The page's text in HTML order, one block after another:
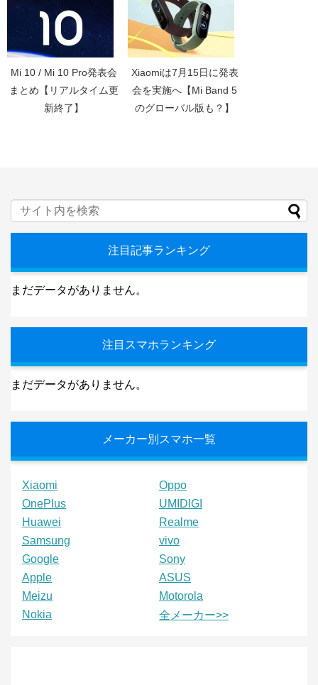
Mi 10 / Mi 10 Pro発表会
まとめ【リアルタイム更
新終了】
Xiaomiは7月15日に発表
会を実施へ【Mi Band 5
のグローバル版も？】
注目記事ランキング
まだデータがありません。
注目スマホランキング
まだデータがありません。
メーカー別スマホ一覧
Xiaomi
Oppo
OnePlus
UMIDIGI
Huawei
Realme
Samsung
vivo
Google
Sony
Apple
ASUS
Meizu
Motorola
Nokia
全メーカー>>